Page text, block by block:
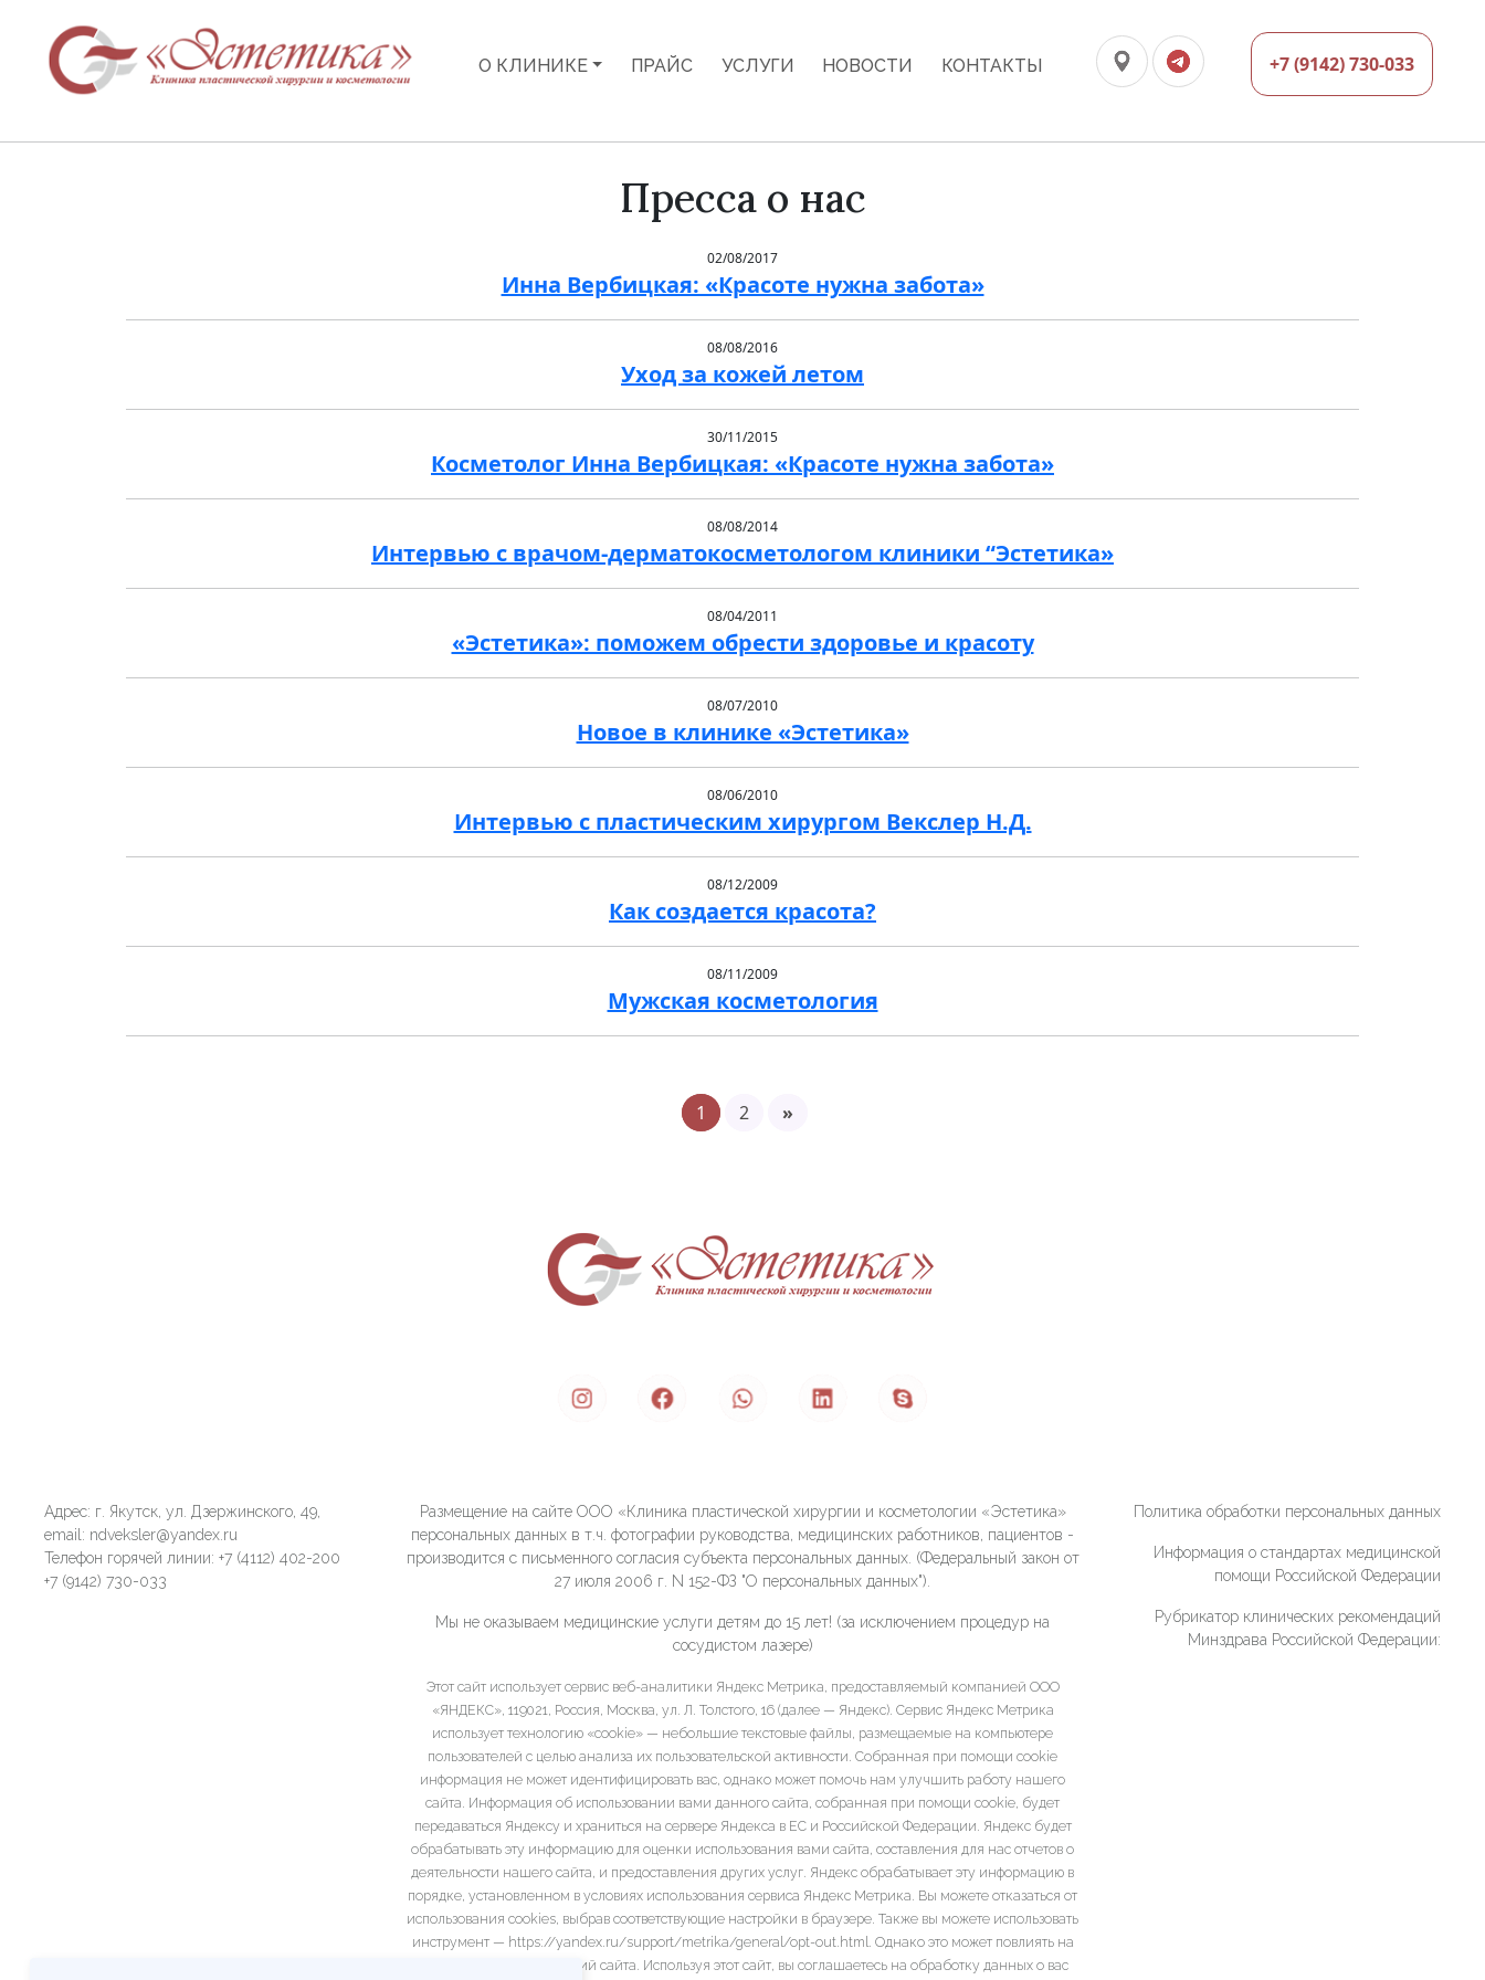
О КЛИНИКЕ ПРАЙС УСЛУГИ НОВОСТИ КОНТАКТЫ +7 (9142) 730-033
Пресса о нас
02/08/2017
Инна Вербицкая: «Красоте нужна забота»
08/08/2016
Уход за кожей летом
30/11/2015
Косметолог Инна Вербицкая: «Красоте нужна забота»
08/08/2014
Интервью с врачом-дерматокосметологом клиники “Эстетика»
08/04/2011
«Эстетика»: поможем обрести здоровье и красоту
08/07/2010
Новое в клинике «Эстетика»
08/06/2010
Интервью с пластическим хирургом Векслер Н.Д.
08/12/2009
Как создается красота?
08/11/2009
Мужская косметология
1 2 »
Адрес: г. Якутск, ул. Дзержинского, 49,
email: ndveksler@yandex.ru
Телефон горячей линии: +7 (4112) 402-200
+7 (9142) 730-033
Размещение на сайте ООО «Клиника пластической хирургии и косметологии «Эстетика»
персональных данных в т.ч. фотографии руководства, медицинских работников, пациентов -
производится с письменного согласия субъекта персональных данных. (Федеральный закон от
27 июля 2006 г. N 152-ФЗ "О персональных данных").
Мы не оказываем медицинские услуги детям до 15 лет! (за исключением процедур на
сосудистом лазере)
Этот сайт использует сервис веб-аналитики Яндекс Метрика, предоставляемый компанией ООО
«ЯНДЕКС», 119021, Россия, Москва, ул. Л. Толстого, 16 (далее — Яндекс). Сервис Яндекс Метрика
использует технологию «cookie» — небольшие текстовые файлы, размещаемые на компьютере
пользователей с целью анализа их пользовательской активности. Собранная при помощи cookie
информация не может идентифицировать вас, однако может помочь нам улучшить работу нашего
сайта. Информация об использовании вами данного сайта, собранная при помощи cookie, будет
передаваться Яндексу и храниться на сервере Яндекса в ЕС и Российской Федерации. Яндекс будет
обрабатывать эту информацию для оценки использования вами сайта, составления для нас отчетов о
деятельности нашего сайта, и предоставления других услуг. Яндекс обрабатывает эту информацию в
порядке, установленном в условиях использования сервиса Яндекс Метрика. Вы можете отказаться от
использования cookies, выбрав соответствующие настройки в браузере. Также вы можете использовать
инструмент — https://yandex.ru/support/metrika/general/opt-out.html. Однако это может повлиять на
работу некоторых функций сайта. Используя этот сайт, вы соглашаетесь на обработку данных о вас
Политика обработки персональных данных
Информация о стандартах медицинской
помощи Российской Федерации
Рубрикатор клинических рекомендаций
Минздрава Российской Федерации: